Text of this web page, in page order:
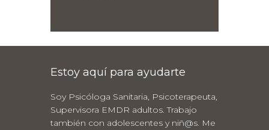
Estoy aquí para ayudarte
Soy Psicóloga Sanitaria, Psicoterapeuta,
Supervisora EMDR adultos. Trabajo
también con adolescentes y niñ@s. Me